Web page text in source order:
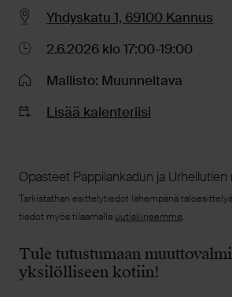
Yhdyskatu 1, 69100 Kannus
2.6.2026 klo 17:00-19:00
Mallisto: Muunneltava
Lisää kalenteriisi
Opasteet Pappilankadun ja Urheilutien
Tarkistathan esittelytiedot lähempänä
tiedot myös tilaamalla uutiskirjeemme.
Tule tutustumaan
yksilölliseen kotiin!